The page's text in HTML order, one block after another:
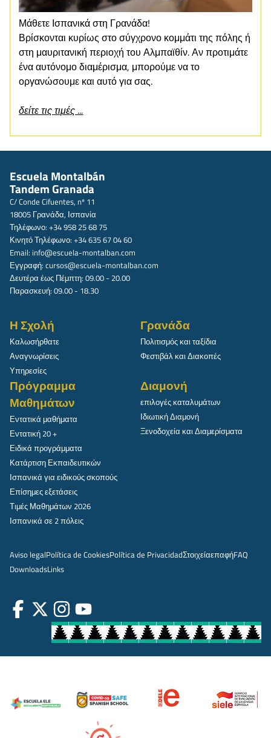
Μάθετε Ισπανικά στη Γρανάδα!
Βρίσκονται κυρίως στο σύγχρονο κομμάτι της πόλης ή
στη μαυριτανική περιοχή του Αλμπαϊθίν. Αν προτιμάτε
ένα αυτόνομο διαμέρισμα, μπορούμε να το
οργανώσουμε και αυτό για σας.
δείτε τις τιμές ...
Escuela Montalbán
Tandem Granada
C/ Conde Cifuentes, nº 11
18005 Γρανάδα, Ισπανία
Τηλέφωνο: +34 958 25 68 75
Κινητό Τηλέφωνο: +34 635 67 04 60
Email: info@escuela-montalban.com
Εγγραφή: cursos@escuela-montalban.com
Δευτέρα έως Πέμπτη: 09.00 - 20.00
Παρασκευή: 09.00 - 18.30
Η Σχολή
Καλωσήρθατε
Αναγνωρίσεις
Υπηρεσίες
Γρανάδα
Πολιτισμός και ταξίδια
Φεστιβάλ και Διακοπές
Πρόγραμμα
Μαθημάτων
Εντατικά μαθήματα
Εντατική 20 +
Ειδικά προγράμματα
Κατάρτιση Εκπαιδευτικών
Ισπανικά για ειδικούς σκοπούς
Επίσημες εξετάσεις
Τιμές Μαθημάτων 2026
Ισπανικά σε 2 πόλεις
Διαμονή
επιλογές καταλυμάτων
Ιδιωτική Διαμονή
Ξενοδοχεία και Διαμερίσματα
Aviso legalPolítica de CookiesPolítica de PrivacidadΣτοιχείαεπαφήFAQ
DownloadsLinks